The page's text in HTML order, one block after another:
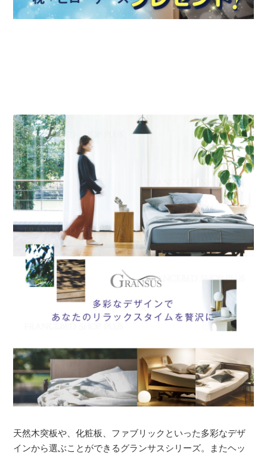
天然木突板や、化粧板、ファブリックといった多彩なデザ
インから選ぶことができるグランサスシリーズ。またヘッ